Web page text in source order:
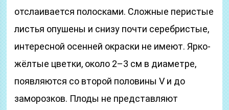
отслаивается полосками. Сложные перистые
листья опушены и снизу почти серебристые,
интересной осенней окраски не имеют. Ярко-
жёлтые цветки, около 2–3 см в диаметре,
появляются со второй половины V и до
заморозков. Плоды не представляют